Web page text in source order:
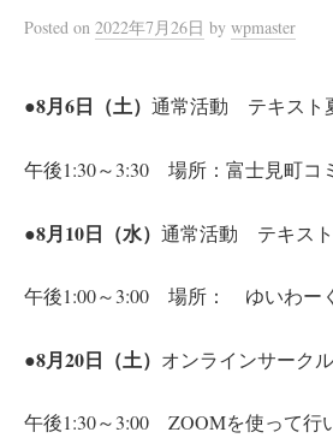
Posted on 2022年7月26日 by wpmaster
●8月6日（土） 通常活動 テキスト
午後1:30～3:30 場所：富士見町コ
●8月10日（水） 通常活動 テキス
午後1:00～3:00 場所： ゆいわー
●8月20日（土） オンラインサークル
午後1:30～3:00 ZOOMを使って行